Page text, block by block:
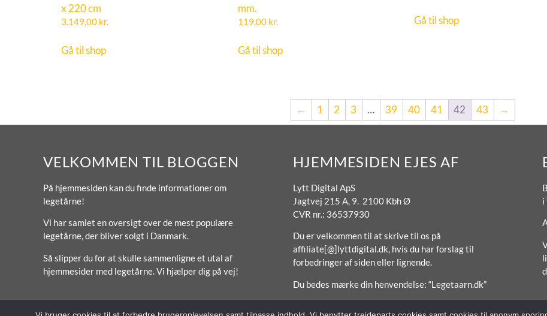
x 220 cm
3.149,00 kr.
Gå til shop
mm.
119,00 kr.
Gå til shop
Gå til shop
← 1 2 3 … 39 40 41 42 43 →
VELKOMMEN TIL BLOGGEN
På hjemmesiden kan du finde informationer om
legetårne!
Vi har samlet en oversigt over de mest populære
legetårne, der bliver solgt i Danmark.
Så slipper du for at skulle sammenligne et utal af
hjemmesider med legetårne. Vi hjælper dig på vej!
HJEMMESIDEN EJES AF
Lytt Digital ApS
Jagtvej 215 A, 9. 2100 Kbh Ø
CVR nr.: 36537930
Du er velkommen til at skrive til os på
affiliate[@]lyttdigital.dk, hvis du har forslag til
forbedringer af siden eller lignende.
Du bedes mærke din henvendelse: “Legetaarn.dk”
i